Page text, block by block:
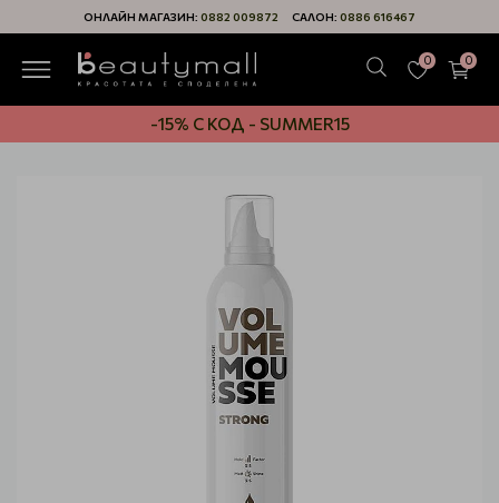
ОНЛАЙН МАГАЗИН: 0882 009872 САЛОН: 0886 616467
0 0
-15% С КОД - SUMMER15